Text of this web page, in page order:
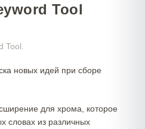
Tool
Tool.
новых идей при сборе
для хрома, которое
словах из различных